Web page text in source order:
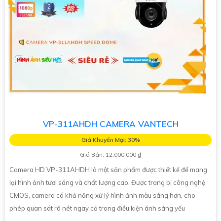
VP-311AHDH CAMERA VANTECH
Giá Khuyến Mại: 30%
Giá Bán: 12,000,000 ₫
Camera HD VP-311AHDH là một sản phẩm được thiết kế để mang
lại hình ảnh tươi sáng và chất lượng cao. Được trang bị công nghệ
CMOS, camera có khả năng xử lý hình ảnh màu sáng hơn, cho
phép quan sát rõ nét ngay cả trong điều kiện ánh sáng yếu